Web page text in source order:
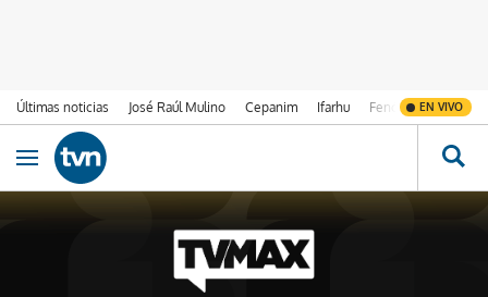
Últimas noticias José Raúl Mulino Cepanim Ifarhu Fenómeno de El
EN VIVO
Ir al contenido
Obrir navegació